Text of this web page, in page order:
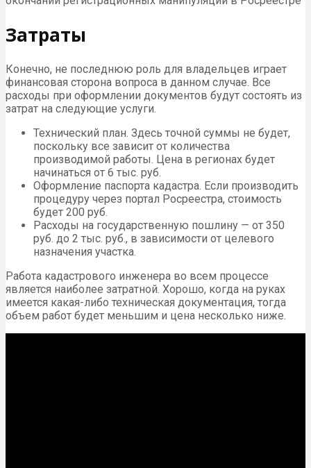
Затраты
Конечно, не последнюю роль для владельцев играет
финансовая сторона вопроса в данном случае. Все
расходы при оформлении документов будут состоять из
затрат на следующие услуги.
Технический план. Здесь точной суммы не будет,
поскольку все зависит от количества
производимой работы. Цена в регионах будет
начинаться от 6 тыс. руб.
Оформление паспорта кадастра. Если производить
процедуру через портал Росреестра, стоимость
будет 200 руб.
Расходы на государственную пошлину — от 350
руб. до 2 тыс. руб., в зависимости от целевого
назначения участка.
Работа кадастрового инженера во всем процессе
является наиболее затратной. Хорошо, когда на руках
имеется какая-либо техническая документация, тогда
объем работ будет меньшим и цена несколько ниже.